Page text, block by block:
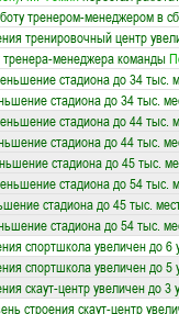
тренером-менеджером в
тренировочный центр
тренера-менеджера команды
стадиона до 34 тыс.
стадиона до 34 тыс.
стадиона до 44 тыс.
стадиона до 44 тыс.
стадиона до 45 тыс.
стадиона до 54 тыс.
стадиона до 45 тыс.
стадиона до 54 тыс.
спортшкола увеличен до 6
спортшкола увеличен до 5
скаут-центр увеличен до 3
строения скаут-центр